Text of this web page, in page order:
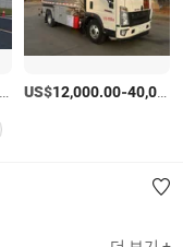
/상품
US$12,000.00-40,000.00